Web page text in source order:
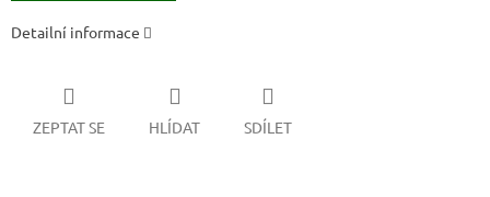
Detailní informace
ZEPTAT SE HLÍDAT SDÍLET